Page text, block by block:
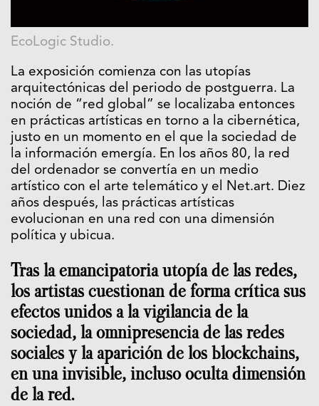
EcoLogic Studio.
La exposición comienza con las utopías
arquitectónicas del periodo de postguerra. La
noción de “red global” se localizaba entonces
en prácticas artísticas en torno a la cibernética,
justo en un momento en el que la sociedad de
la información emergía. En los años 80, la red
del ordenador se convertía en un medio
artístico con el arte telemático y el Net.art. Diez
años después, las prácticas artísticas
evolucionan en una red con una dimensión
política y ubicua.
Tras la emancipatoria utopía de las redes,
los artistas cuestionan de forma crítica sus
efectos unidos a la vigilancia de la
sociedad, la omnipresencia de las redes
sociales y la aparición de los blockchains,
en una invisible, incluso oculta dimensión
de la red.